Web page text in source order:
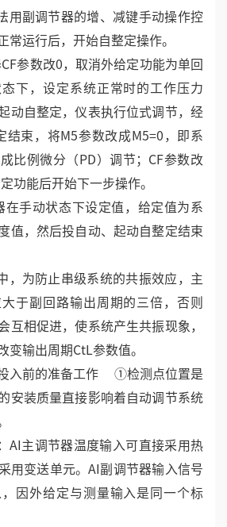
用副调节器的增、减键手动操作控
常运行后，开始自整定操作。
参数改0，取消外给定功能为单回
下，设定系统正常时的工作压力
动自整定，仪表执行位式调节，经
结束，将M5参数改成M5=0，即系
比例微分（PD）调节；CF参数改
功能后开始下一步操作。
手动状态下设定值，给定值为系
值，然后投自动、起动自整定结束
，为防止串级系统的共振效应，主
于副回路输出周期的三倍，否则
互相促进，使系统产生共振现象，
变输出周期CtL参数值。
入前的准备工作 ①检测点位置是
安装质量直接影响着自动调节系统
主调节器温度输入可直接采用热
用变送单元。AI副调节器输入信号
因外给定与测量输入是同一个标